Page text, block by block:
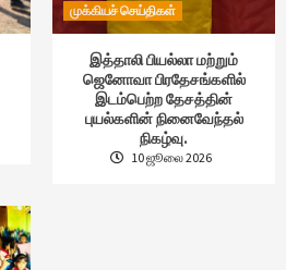
முக்கியச் செய்திகள்
இத்தாலி பியல்லா மற்றும்
ஜெனோவா பிரதேசங்களில்
இடம்பெற்ற தேசத்தின்
புயல்களின் நினைவேந்தல்
நிகழ்வு.
10 ஜூலை 2026